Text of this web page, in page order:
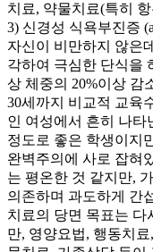
치료, 약물치료(특히
3) 신경성 식욕부진증
자신이 비만하지 않은
각하여 극심한 단식을
상 체중의 20%이상 감
30세까지 비교적 교육
인 여성에서 흔히 나타
정도로 좋은 학생이지
완벽주의에 사로 잡혀
는 평온한 것 같지만,
의존하며 과도하게 간
치료의 당면 목표는 다
만, 영양요법, 행동치